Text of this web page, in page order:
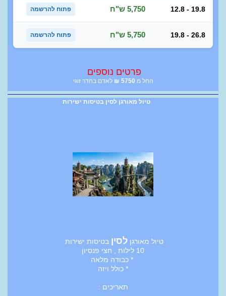
12.8 - 19.8 5,750 ש"ח פתוח להרשמה
19.8 - 26.8 5,750 ש"ח פתוח להרשמה
פרטים נוספים
החל מ 5750
₪ לאדם בחדר זוגי
טיול מאורגן לסין בטיסות ישירות
טיול מאורגןלסין בטיסות ישירות
10 לילות , חצי פנסיון
* כבודה מלאה
* כולל ויזה
תאריכים :